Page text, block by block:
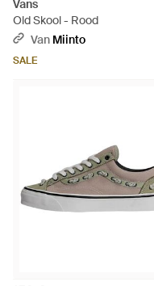
Vans
Old Skool - Rood
Van Miinto
SALE